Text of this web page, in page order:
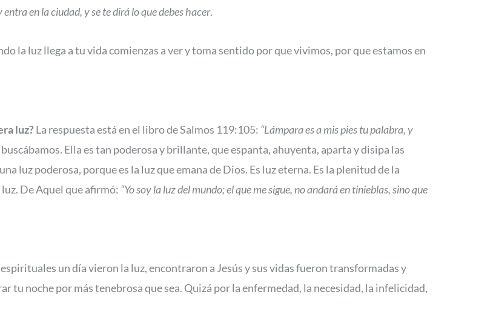
en la ciudad, y se te dirá lo que debes hacer.
la luz llega a tu vida comienzas a ver y toma sentido por que vivimos, por que estamos en
luz? La respuesta está en el libro de Salmos 119:105: “Lámpara es a mis pies tu palabra, y
Ella es tan poderosa y brillante, que espanta, ahuyenta, aparta y disipa las
luz poderosa, porque es la luz que emana de Dios. Es luz eterna. Es la plenitud de la
De Aquel que afirmó: “Yo soy la luz del mundo; el que me sigue, no andará en tinieblas, sino que
un día vieron la luz, encontraron a Jesús y sus vidas fueron transformadas y
tu noche por más tenebrosa que sea. Quizá por la enfermedad, la necesidad, la infelicidad,